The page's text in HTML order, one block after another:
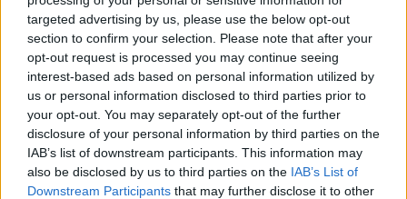
targeted advertising by us, please use the below opt-out
section to confirm your selection. Please note that after your
opt-out request is processed you may continue seeing
interest-based ads based on personal information utilized by
us or personal information disclosed to third parties prior to
your opt-out. You may separately opt-out of the further
disclosure of your personal information by third parties on the
IAB’s list of downstream participants. This information may
also be disclosed by us to third parties on the IAB’s List of
Downstream Participants that may further disclose it to other